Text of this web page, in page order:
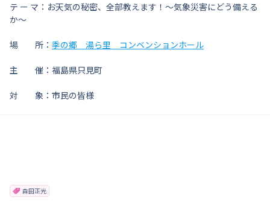
テ ー マ：お天気の秘密、全部教えます！～気象災害にどう備える
か～
場 所： 季の郷 湯ら里 コンベンションホール
主 催：福島県只見町
対 象：市民の皆様
森田正光